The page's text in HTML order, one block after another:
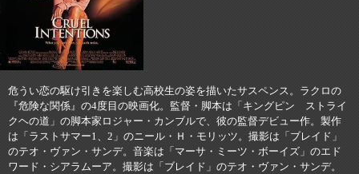
危うい恋の駆け引きを楽しむ高校生の姿を描いたサスペンス。ラクロの
『危険な関係』の4度目の映画化。監督・脚本は「キングピン ストライ
クヘの道」の脚本家ロジャー・カンブルで、彼の監督デビュー作。製作
は「ラストサマー1、2」のニール・Ｈ・モリッツ。撮影は「ブレイド」
のテオ・ヴァン・サンデ。音楽は「マーサ・ミーツ・ボーイズ」のエド
ワード・シアラムーア。撮影は「ブレイド」のテオ・ヴァン・サンデ。